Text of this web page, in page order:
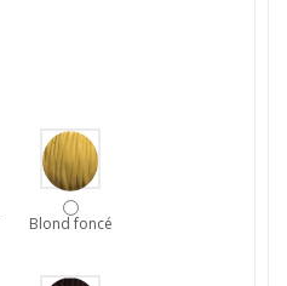
Blond foncé